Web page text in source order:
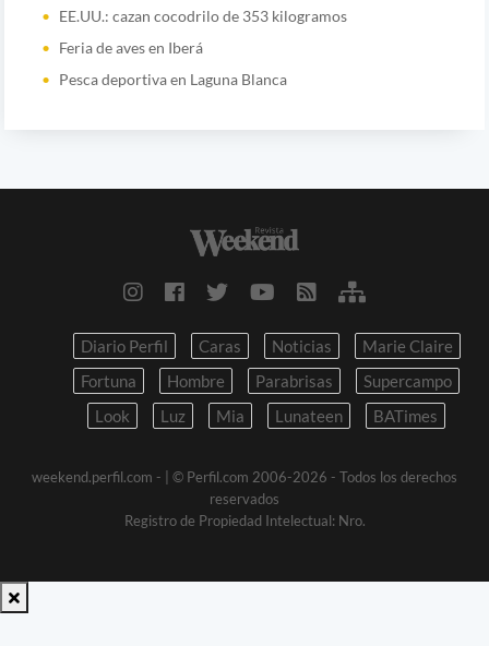
EE.UU.: cazan cocodrilo de 353 kilogramos
Feria de aves en Iberá
Pesca deportiva en Laguna Blanca
Diario Perfil Caras Noticias
Marie Claire
Fortuna
Hombre Parabrisas
Supercampo
Look
Luz Mia Lunateen BATimes
weekend.perfil.com -
| © Perfil.com 2006-2026 - Todos los derechos
reservados
Registro de Propiedad Intelectual: Nro.